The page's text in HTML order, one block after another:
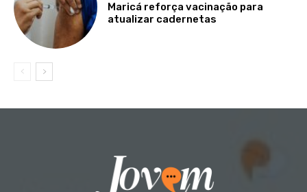
Maricá reforça vacinação para
atualizar cadernetas